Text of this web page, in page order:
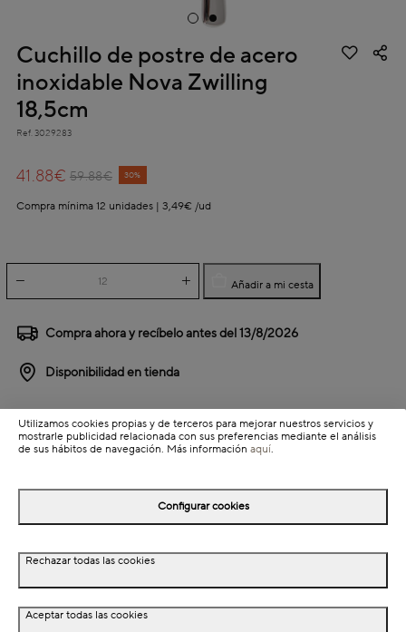
Cuchillo de postre de acero
inoxidable Nova Zwilling
18,5cm
Ref. 3029283
59.88€ 30%
41.88€
Compra mínima 12 unidades | 3,49€ /ud
Añadir a mi cesta
Compra ahora y recíbelo antes del13/8/2026
Disponibilidad en tienda
Detalles del producto
Colección: Nova
Descripción
Materiales
Utilizamos cookies propias y de terceros para mejorar nuestros servicios y
mostrarle publicidad relacionada con sus preferencias mediante el análisis
de sus hábitos de navegación. Más información aquí.
Configurar cookies
Rechazar todas las cookies
Aceptar todas las cookies